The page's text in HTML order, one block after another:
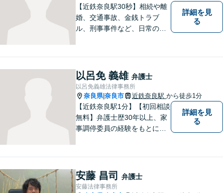
【近鉄奈良駅30秒】相続や離
婚、交通事故、金銭トラブ
ル、刑事事件など、日常の中
はお気軽にご相談ください。
【初回相談料60分5,500円】
【分かりやすい説明】
詳細を見
る
以呂免 義雄 弁護士
以呂免義雄法律事務所
奈良県|奈良市 近鉄奈良駅 から徒歩1分
【近鉄奈良駅1分】【初回相談
無料】弁護士歴30年以上、家
事調停委員の経験をもとに複
発生前のご相談も受け付けて
おります。【電話相談可】
詳細を見
る
安藤 昌司 弁護士
安藤法律事務所